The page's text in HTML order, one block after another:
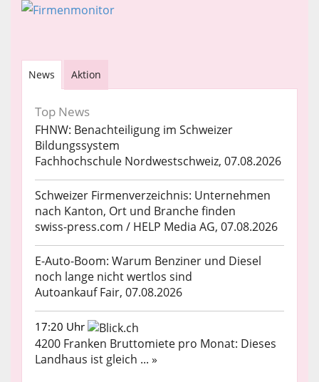
News Aktion
Top News
FHNW: Benachteiligung im Schweizer
Bildungssystem
Fachhochschule Nordwestschweiz, 07.08.2026
Schweizer Firmenverzeichnis: Unternehmen
nach Kanton, Ort und Branche finden
swiss-press.com / HELP Media AG, 07.08.2026
E-Auto-Boom: Warum Benziner und Diesel
noch lange nicht wertlos sind
Autoankauf Fair, 07.08.2026
17:20 Uhr
4200 Franken Bruttomiete pro Monat: Dieses
Landhaus ist gleich ... »